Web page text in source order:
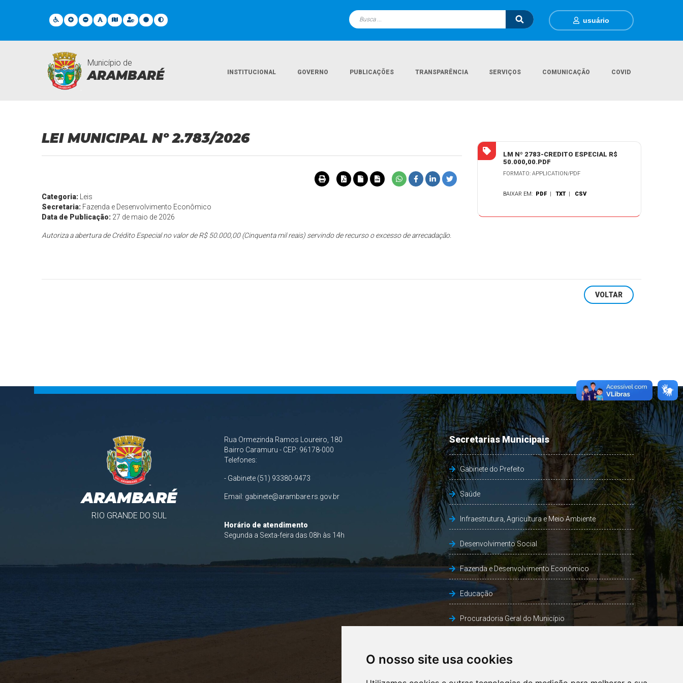
O nosso site usa cookies
usuário
Município de
ARAMBARÉ INSTITUCIONAL GOVERNO PUBLICAÇÕES TRANSPARÊNCIA SERVIÇOS COMUNICAÇÃO COVID
Legislações
LEI MUNICIPAL Nº 2.783/2026
Categoria:
Leis
Secretaria: Fazenda e Desenvolvimento Econômico
Data de Publicação: 27 de maio de 2026
Autoriza a abertura de Crédito Especial no valor de R$ 50.000,00 (Cinquenta mil reais) servindo de recurso o excesso de arrecadação.
LM Nº 2783-CREDITO ESPECIAL R$
50.000,00.PDF
FORMATO: APPLICATION/PDF
BAIXAR EM: PDF |TXT | CSV
VOLTAR
ARAMBARÉ
RIO GRANDE DO SUL
Rua Ormezinda Ramos Loureiro, 180
Bairro Caramuru - CEP: 96178-000
Telefones:
- Gabinete (51) 93380-9473
Email: gabinete@arambare.rs.gov.br
Horário de atendimento
Segunda a Sexta-feira das 08h às 14h
Secretarias Municipais
Gabinete do Prefeito
Saúde
Infraestrutura, Agricultura e Meio Ambiente
Desenvolvimento Social
Fazenda e Desenvolvimento Econômico
Educação
Procuradoria Geral do Município